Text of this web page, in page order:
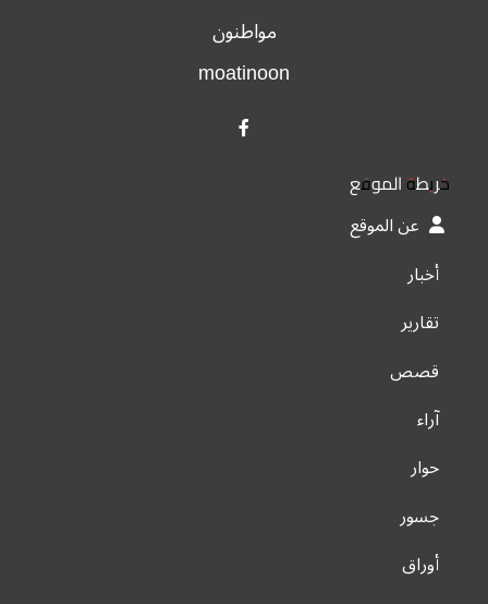
مواطنون
moatinoon
خريطة الموقع
عن الموقع
أخبار
تقارير
قصص
آراء
حوار
جسور
أوراق